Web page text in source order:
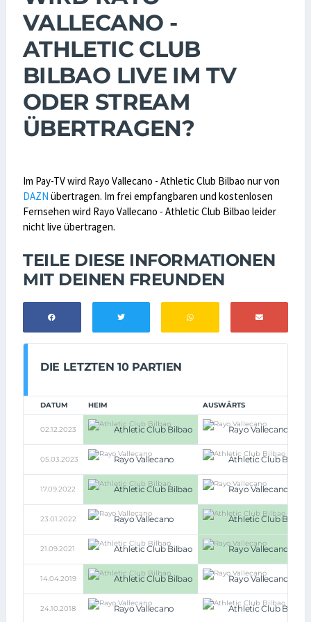
VALLECANO -
ATHLETIC CLUB
BILBAO LIVE IM TV
ODER STREAM
ÜBERTRAGEN?
Im Pay-TV wird Rayo Vallecano - Athletic Club Bilbao nur von
DAZN übertragen. Im frei empfangbaren und kostenlosen
Fernsehen wird Rayo Vallecano - Athletic Club Bilbao leider
nicht live übertragen.
TEILE DIESE INFORMATIONEN
MIT DEINEN FREUNDEN
DIE LETZTEN 10 PARTIEN
DATUM HEIM AUSWÄRTS
02.12.2023 Athletic Club Bilbao Rayo Vallecano
05.03.2023 Rayo Vallecano Athletic Club Bilbao
17.09.2022 Athletic Club Bilbao Rayo Vallecano
23.01.2022 Rayo Vallecano Athletic Club Bilbao
21.09.2021 Athletic Club Bilbao Rayo Vallecano
14.04.2019 Athletic Club Bilbao Rayo Vallecano
24.10.2018 Rayo Vallecano Athletic Club Bilbao